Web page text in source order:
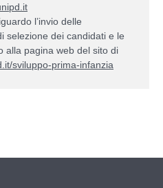
l’invio delle
selezione dei candidati e le
alla pagina web del sito di
sviluppo-prima-infanzia